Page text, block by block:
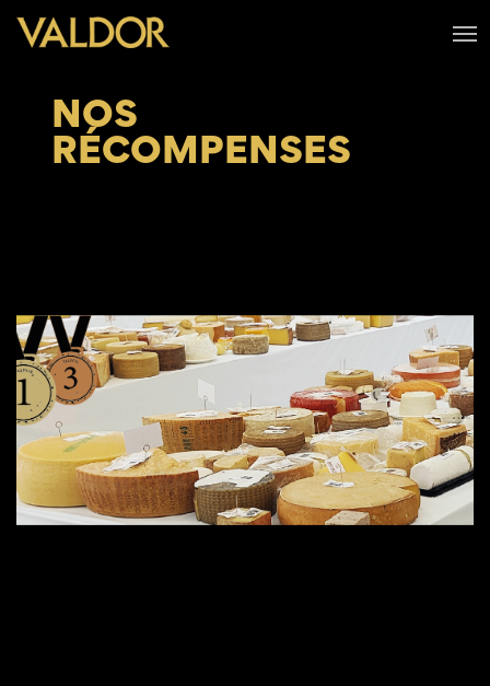
NOS
RÉCOMPENSES